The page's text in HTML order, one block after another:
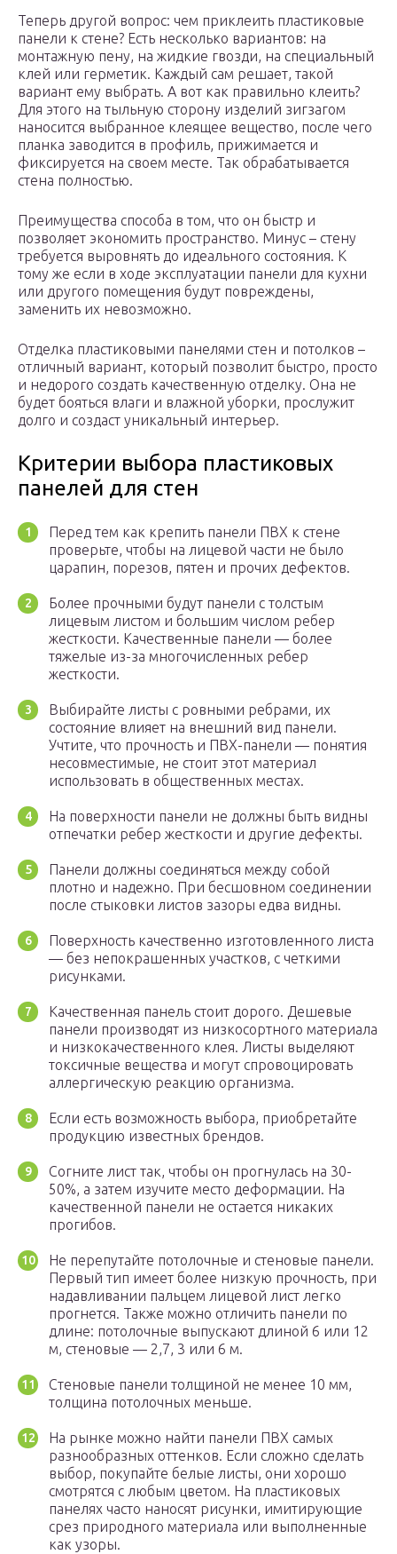
Теперь другой вопрос: чем приклеить пластиковые
панели к стене? Есть несколько вариантов: на
монтажную пену, на жидкие гвозди, на специальный
клей или герметик. Каждый сам решает, такой
вариант ему выбрать. А вот как правильно клеить?
Для этого на тыльную сторону изделий зигзагом
наносится выбранное клеящее вещество, после чего
планка заводится в профиль, прижимается и
фиксируется на своем месте. Так обрабатывается
стена полностью.
Преимущества способа в том, что он быстр и
позволяет экономить пространство. Минус – стену
требуется выровнять до идеального состояния. К
тому же если в ходе эксплуатации панели для кухни
или другого помещения будут повреждены,
заменить их невозможно.
Отделка пластиковыми панелями стен и потолков –
отличный вариант, который позволит быстро, просто
и недорого создать качественную отделку. Она не
будет бояться влаги и влажной уборки, прослужит
долго и создаст уникальный интерьер.
Критерии выбора пластиковых
панелей для стен
Перед тем как крепить панели ПВХ к стене
проверьте, чтобы на лицевой части не было
царапин, порезов, пятен и прочих дефектов.
Более прочными будут панели с толстым
лицевым листом и большим числом ребер
жесткости. Качественные панели — более
тяжелые из-за многочисленных ребер
жесткости.
Выбирайте листы с ровными ребрами, их
состояние влияет на внешний вид панели.
Учтите, что прочность и ПВХ-панели — понятия
несовместимые, не стоит этот материал
использовать в общественных местах.
На поверхности панели не должны быть видны
отпечатки ребер жесткости и другие дефекты.
Панели должны соединяться между собой
плотно и надежно. При бесшовном соединении
после стыковки листов зазоры едва видны.
Поверхность качественно изготовленного листа
— без непокрашенных участков, с четкими
рисунками.
Качественная панель стоит дорого. Дешевые
панели производят из низкосортного материала
и низкокачественного клея. Листы выделяют
токсичные вещества и могут спровоцировать
аллергическую реакцию организма.
Если есть возможность выбора, приобретайте
продукцию известных брендов.
Согните лист так, чтобы он прогнулась на 30-
50%, а затем изучите место деформации. На
качественной панели не остается никаких
прогибов.
Не перепутайте потолочные и стеновые панели.
Первый тип имеет более низкую прочность, при
надавливании пальцем лицевой лист легко
прогнется. Также можно отличить панели по
длине: потолочные выпускают длиной 6 или 12
м, стеновые — 2,7, 3 или 6 м.
Стеновые панели толщиной не менее 10 мм,
толщина потолочных меньше.
На рынке можно найти панели ПВХ самых
разнообразных оттенков. Если сложно сделать
выбор, покупайте белые листы, они хорошо
смотрятся с любым цветом. На пластиковых
панелях часто наносят рисунки, имитирующие
срез природного материала или выполненные
как узоры.